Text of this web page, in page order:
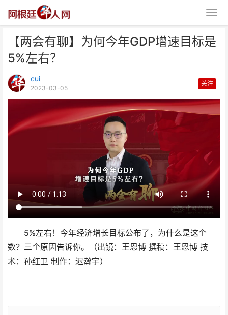
【两会有聊】为何今年GDP增速目标是
5%左右？
cui
2023-03-05
关注
5%左右！今年经济增长目标公布了，为什么是这个
数？三个原因告诉你。（出镜：王恩博 撰稿：王恩博 技
术：孙红卫 制作：迟瀚宇）
【两会有聊】为何今年GDP增速
目标是5%左右？